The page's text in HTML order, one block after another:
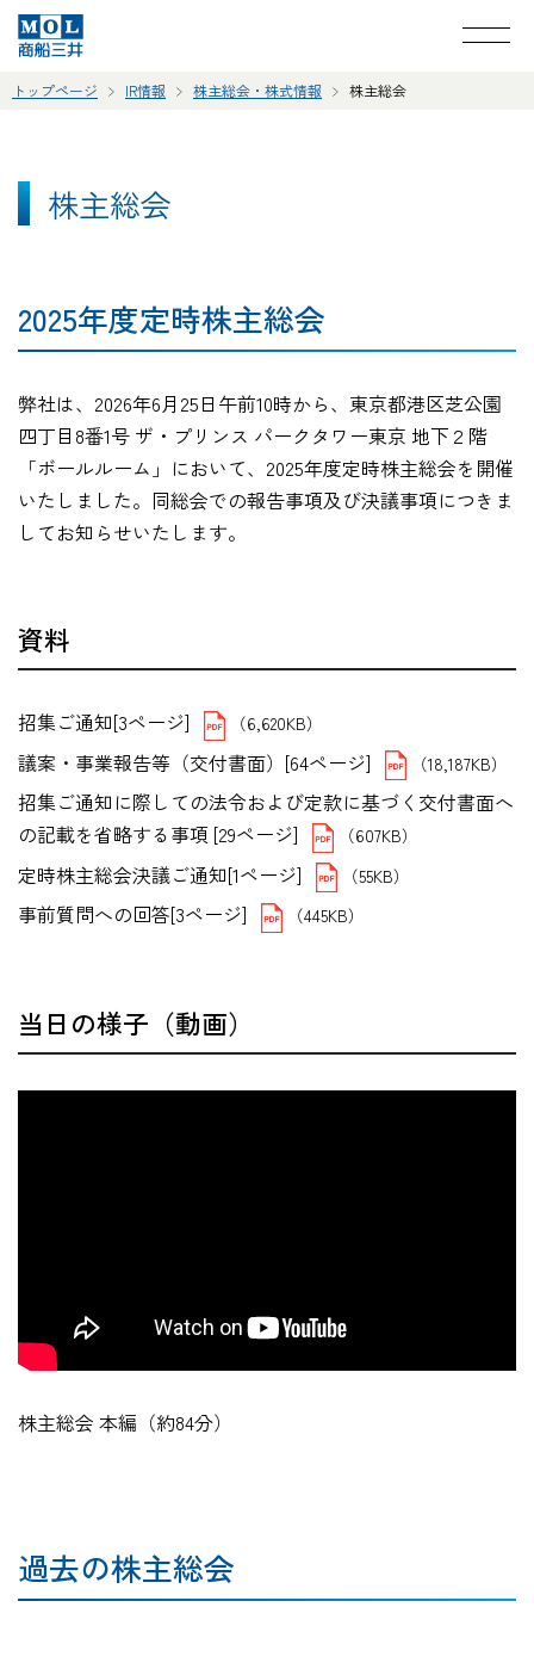
トップページ IR情報 株主総会・株式情報 株主総会
株主総会
2025年度定時株主総会
弊社は、2026年6月25日午前10時から、東京都港区芝公園
四丁目8番1号 ザ・プリンス パークタワー東京 地下２階
「ボールルーム」において、2025年度定時株主総会を開催
いたしました。同総会での報告事項及び決議事項につきま
してお知らせいたします。
資料
招集ご通知[3ページ] （6,620KB）
議案・事業報告等（交付書面）[64ページ] （18,187KB）
招集ご通知に際しての法令および定款に基づく交付書面へ
の記載を省略する事項 [29ページ]
（607KB）
定時株主総会決議ご通知[1ページ] （55KB）
事前質問への回答[3ページ] （445KB）
当日の様子（動画）
株主総会 本編（約84分）
過去の株主総会